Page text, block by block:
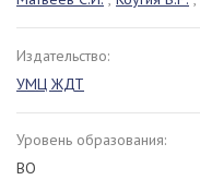
Издательство:
УМЦ ЖДТ
Уровень образования:
ВО